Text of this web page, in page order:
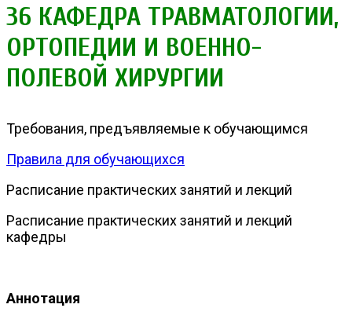
36 КАФЕДРА ТРАВМАТОЛОГИИ,
ОРТОПЕДИИ И ВОЕННО-
ПОЛЕВОЙ ХИРУРГИИ
Требования, предъявляемые к обучающимся
Правила для обучающихся
Расписание практических занятий и лекций
Расписание практических занятий и лекций
кафедры
Аннотация